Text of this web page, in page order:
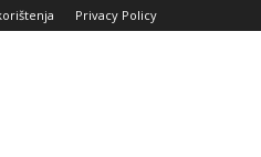
Privacy Policy